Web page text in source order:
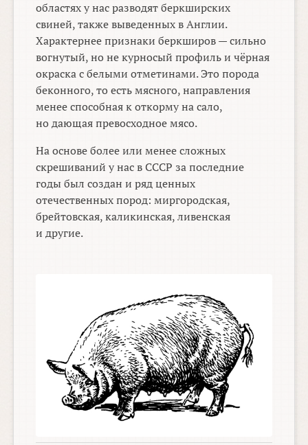
областях у нас разводят беркширских
свиней, также выведенных в Англии.
Характернее признаки беркширов — сильно
вогнутый, но не курносый профиль и чёрная
окраска с белыми отметинами. Это порода
беконного, то есть мясного, направления
менее способная к откорму на сало,
но дающая превосходное мясо.
На основе более или менее сложных
скрешиваний у нас в СССР за последние
годы был создан и ряд ценных
отечественных пород: миргородская,
брейтовская, каликинская, ливенская
и другие.